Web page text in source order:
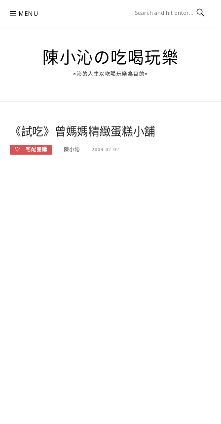
MENU
陳小沁の吃喝玩樂
○沁的人生以吃喝玩樂為目的○
《試吃》曾媽媽精緻蛋糕小舖
♡ 宅配團購 陳小沁 2009-07-02